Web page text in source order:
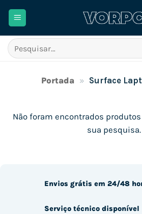
Pesquisar
por:
Portada » Surface
Não foram encontrados
sua pesquisa.
Envios grátis em 24/48
Serviço técnico disponível